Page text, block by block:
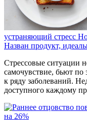
устраняющий стресс
Назван продукт,
Стрессовые ситуации
самочувствие, бьют
к ряду заболеваний.
доступного каждому